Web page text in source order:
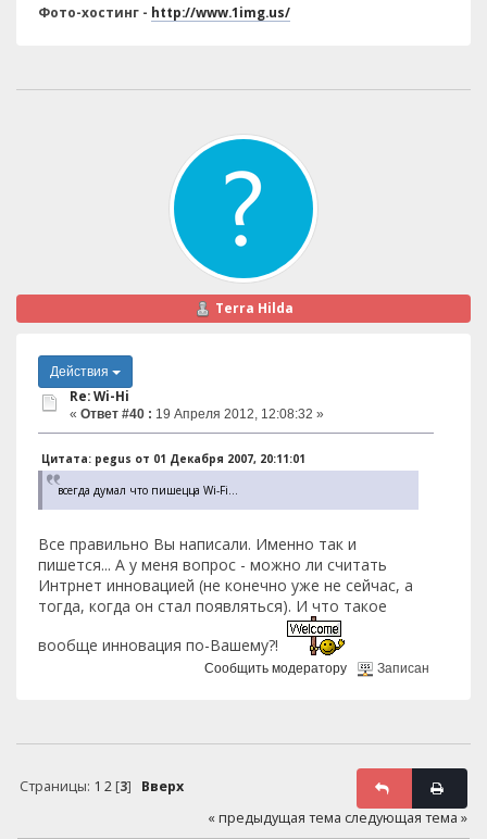
Фото-хостинг - http://www.1img.us/
Terra Hilda
Действия
Re: Wi-Hi
« Ответ #40 : 19 Апреля 2012, 12:08:32 »
Цитата: pegus от 01 Декабря 2007, 20:11:01
всегда думал что пишецца Wi-Fi...
Все правильно Вы написали. Именно так и
пишется... А у меня вопрос - можно ли считать
Интрнет инновацией (не конечно уже не сейчас, а
тогда, когда он стал появляться). И что такое
вообще инновация по-Вашему?!
Сообщить модератору Записан
Страницы: 1 2[3] Вверх
« предыдущая тема следующая тема »